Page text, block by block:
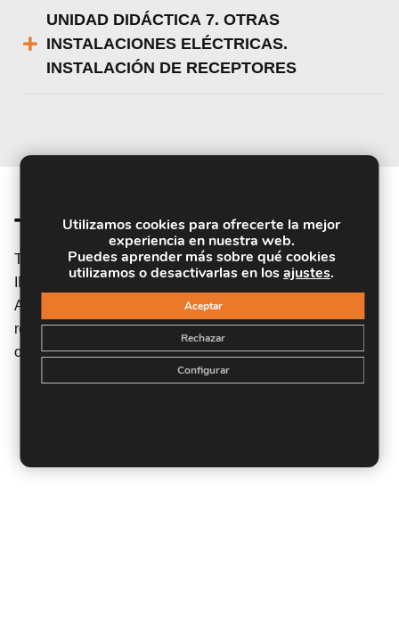
UNIDAD DIDÁCTICA 7. OTRAS
INSTALACIONES ELÉCTRICAS.
INSTALACIÓN DE RECEPTORES
Titulación
TITULACIÓN expedida por EUROINNOVA
INTERNATIONAL ONLINE EDUCATION, miembro de la
AEEN (Asociación Española de Escuelas de Negocios) y
reconocido con la excelencia académica en educación
online por QS World University Rankings
Utilizamos cookies para ofrecerte la mejor
experiencia en nuestra web.
Puedes aprender más sobre qué cookies
utilizamos o desactivarlas en losajustes.
Aceptar
Rechazar
Configurar